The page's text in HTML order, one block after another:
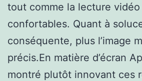
tout comme la lecture
confortables. Quant à
conséquente, plus l’image
précis.En matière d’écran
montré plutôt innovant ces